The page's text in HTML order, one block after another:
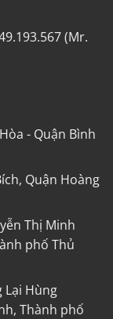
(Mr.
- Quận Bình
Quận Hoàng
Thị Minh
phố Thủ
Lại Hùng
Thành phố